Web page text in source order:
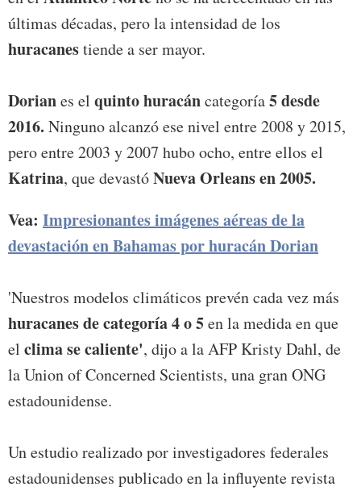
últimas décadas, pero la intensidad de los
huracanestiende a ser mayor.
Dorianes el quinto huracáncategoría5 desde
2016. Ninguno alcanzó ese nivel entre 2008 y 2015,
pero entre 2003 y 2007 hubo ocho, entre ellos el
Katrina, que devastóNueva Orleans en 2005.
Vea: Impresionantes imágenes aéreas de la
devastación en Bahamas por huracán Dorian
'Nuestros modelos climáticos prevén cada vez más
huracanes de categoría 4 o 5en la medida en que
el clima se caliente', dijo a la AFP Kristy Dahl, de
la Union of Concerned Scientists, una gran ONG
estadounidense.
Un estudio realizado por investigadores federales
estadounidenses publicado en la influyente revista